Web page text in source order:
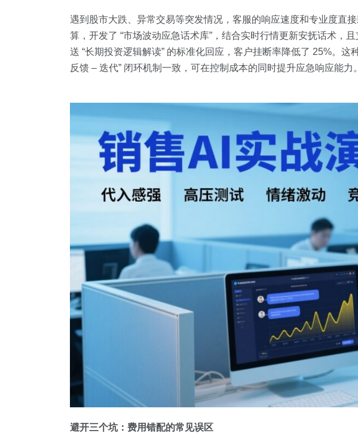
遇到股市大跌、异常交易等突发情况，客服的响应速度和专业度直
算，开发了 “市场波动应急话术库”，结合实时行情更新安抚话术
送 “长期投资逻辑解读” 的标准化回应，客户挂断率降低了 25%。
反馈 – 迭代” 闭环机制一致，可在控制成本的同时提升应急响应能力。
避开三个坑：费用错配的常见误区